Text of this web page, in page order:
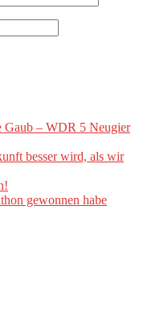
Gaub – WDR 5 Neugier
besser wird, als wir
gewonnen habe